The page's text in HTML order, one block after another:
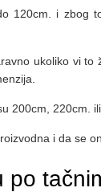
120cm. i zbog
ukoliko vi
200cm, 220cm. ili
i da se
po